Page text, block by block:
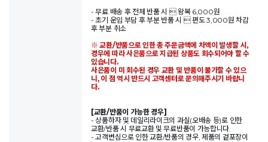
- 무료 배송 후 전체 반품 시  왕복 6,000원
- 초기 운임 부담 후 부분 반품 시  편도 3,000원 차감
후 부분 취소
※ 교환/반품으로 인한 총 주문금액에 차액이 발생할 시,
경우에 따라 사은품으로 지급된 상품도 회수되어야 할 수
있습니다.
사은품이 미 회수된 경우 교환 및 반품이 불가할 수 있으
니, 이 점 역시 반드시 고객센터로 문의해주시기 바랍니
다.
[교환/반품이 가능한 경우]
- 상품하자 및 데일리라이크의 과실(오배송 등)로 인한
교환/반품 시 무료교환 및 무료반품이 가능합니다.
- 고객변심으로 인한 교환/반품의 경우, 제품의 겉포장이